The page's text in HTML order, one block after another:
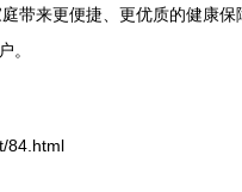
带来更便捷、更优质的健康
。
84.html